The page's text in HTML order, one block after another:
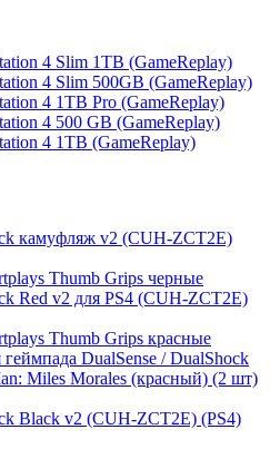
4 Slim 1TB (GameReplay)
4 Slim 500GB (GameReplay)
4 1TB Pro (GameReplay)
4 500 GB (GameReplay)
4 1TB (GameReplay)
камуфляж v2 (CUH-ZCT2E)
Thumb Grips черные
Red v2 для PS4 (CUH-ZCT2E)
Thumb Grips красные
DualSense / DualShock
Miles Morales (красный) (2 шт)
Black v2 (CUH-ZCT2E) (PS4)